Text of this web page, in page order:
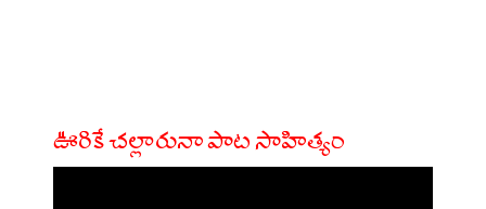
ఊరికే చల్లారునా పాట సాహిత్యం